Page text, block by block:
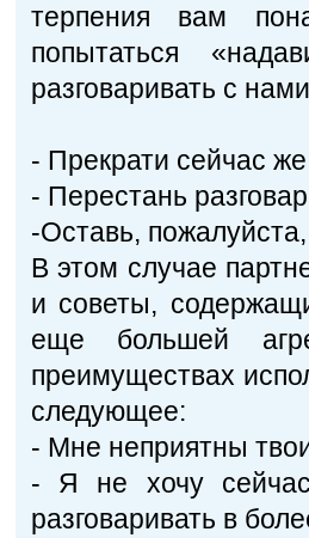
терпения вам
попытаться
разговаривать с
- Прекрати сейчас
- Перестань
-Оставь, пожалуйста,
В этом случае
и советы,
еще большей
преимуществах
следующее:
- Мне неприятны
- Я не хочу
разговаривать в